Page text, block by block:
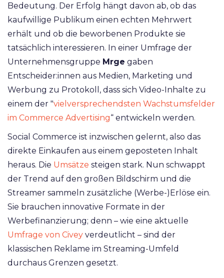
Bedeutung. Der Erfolg hängt davon ab, ob das
kaufwillige Publikum einen echten Mehrwert
erhält und ob die beworbenen Produkte sie
tatsächlich interessieren. In einer Umfrage der
Unternehmensgruppe Mrge gaben
Entscheider:innen aus Medien, Marketing und
Werbung zu Protokoll, dass sich Video-Inhalte zu
einem der "vielversprechendsten Wachstumsfelder
im Commerce Advertising“ entwickeln werden.
Social Commerce ist inzwischen gelernt, also das
direkte Einkaufen aus einem geposteten Inhalt
heraus. Die Umsätze steigen stark. Nun schwappt
der Trend auf den großen Bildschirm und die
Streamer sammeln zusätzliche (Werbe-)Erlöse ein.
Sie brauchen innovative Formate in der
Werbefinanzierung; denn – wie eine aktuelle
Umfrage von Civey verdeutlicht – sind der
klassischen Reklame im Streaming-Umfeld
durchaus Grenzen gesetzt.